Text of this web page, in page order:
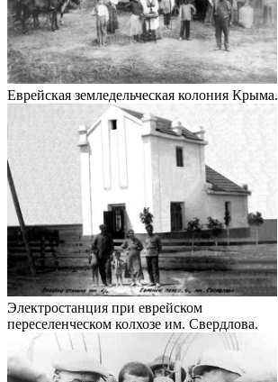
Еврейская земледельческая колония Крыма.
Электростанция при еврейском
переселенческом колхозе им. Свердлова.